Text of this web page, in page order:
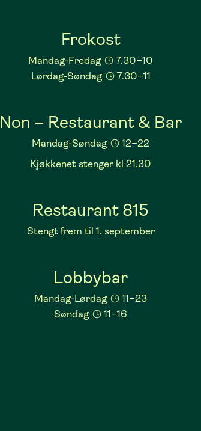
Frokost
Mandag-Fredag
7.30–10
Lørdag-Søndag
7.30–11
Non – Restaurant & Bar
Mandag-Søndag
12–22
Kjøkkenet stenger kl 21.30
Restaurant 815
Stengt frem til 1. september
Lobbybar
Mandag-Lørdag
11–23
Søndag
11–16